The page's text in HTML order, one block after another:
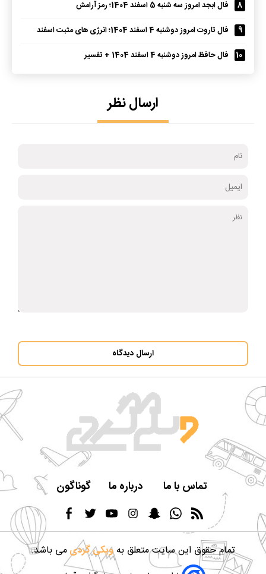
8
فال ابجد امروز سه شنبه 5 اسفند 1404؛ رمز آرامش
9
فال تاروت امروز دوشنبه 4 اسفند 1404؛ انرژی های مثبت اسفند
10
فال حافظ امروز دوشنبه 4 اسفند 1404 + تفسیر
ارسال نظر
ارسال دیدگاه
تماس با ما درباره ما گوناگون
تمام حقوق این سایت متعلق بهویکی گردیمی باشد.